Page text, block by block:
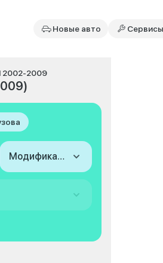
Новые авто
2002-2009
Модификация